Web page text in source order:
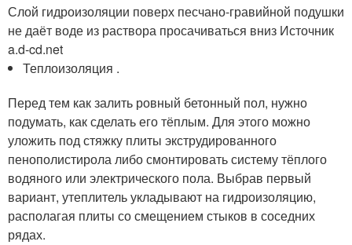
Слой гидроизоляции поверх песчано-гравийной подушки
не даёт воде из раствора просачиваться вниз Источник
a.d-cd.net
Теплоизоляция .
Перед тем как залить ровный бетонный пол, нужно
подумать, как сделать его тёплым. Для этого можно
уложить под стяжку плиты экструдированного
пенополистирола либо смонтировать систему тёплого
водяного или электрического пола. Выбрав первый
вариант, утеплитель укладывают на гидроизоляцию,
располагая плиты со смещением стыков в соседних
рядах.